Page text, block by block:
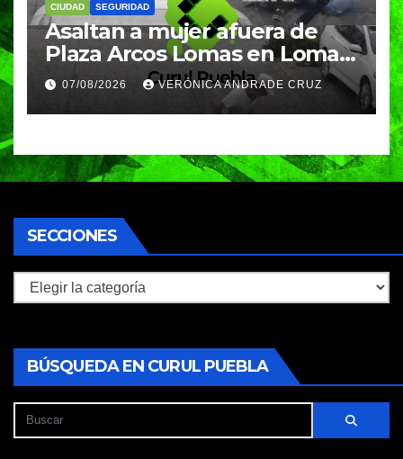
CIUDAD SEGURIDAD
Asaltan a mujer afuera de
Plaza Arcos Lomas en Lomas
de Angelópolis; delincuentes
huyeron en auto
07/08/2026 VERÓNICA ANDRADE CRUZ
SECCIONES
Secciones
BÚSQUEDA EN CURUL PUEBLA